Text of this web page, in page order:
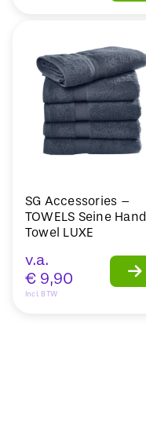
SG Accessories –
TOWELS Seine Hand
Towel LUXE
v.a.
€ 9,90
Incl. BTW